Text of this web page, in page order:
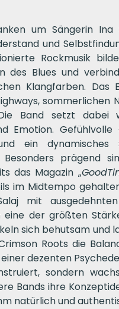
um Sängerin Ina
und
Rockmusik
des Blues und
Klangfarben. Das
sommerlichen
Band setzt dabei
Emotion. Gefühlvolle
ein dynamisches
prägend
das Magazin „
im Midtempo
mit ausgedehnten
eine der größten
sich behutsam und
Roots die
dezenten
sondern
Bands ihre
natürlich und